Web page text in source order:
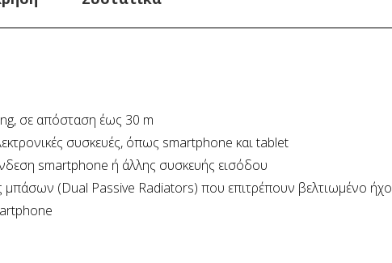
σε απόσταση έως 30 m
συσκευές, όπως smartphone και tablet
smartphone ή άλλης συσκευής εισόδου
μπάσων (Dual Passive Radiators) που επιτρέπουν βελτιωμένο ήχο